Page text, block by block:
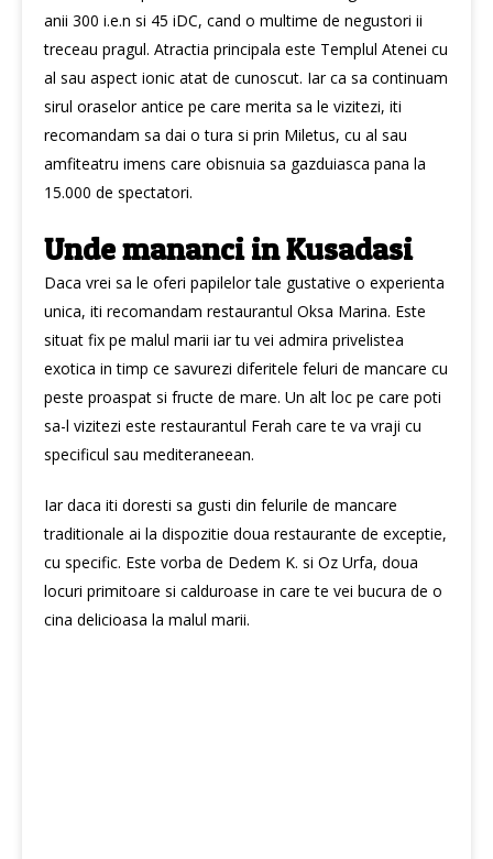
anii 300 i.e.n si 45 iDC, cand o multime de negustori ii
treceau pragul. Atractia principala este Templul Atenei cu
al sau aspect ionic atat de cunoscut. Iar ca sa continuam
sirul oraselor antice pe care merita sa le vizitezi, iti
recomandam sa dai o tura si prin Miletus, cu al sau
amfiteatru imens care obisnuia sa gazduiasca pana la
15.000 de spectatori.
Unde mananci in Kusadasi
Daca vrei sa le oferi papilelor tale gustative o experienta
unica, iti recomandam restaurantul Oksa Marina. Este
situat fix pe malul marii iar tu vei admira privelistea
exotica in timp ce savurezi diferitele feluri de mancare cu
peste proaspat si fructe de mare. Un alt loc pe care poti
sa-l vizitezi este restaurantul Ferah care te va vraji cu
specificul sau mediteraneean.
Iar daca iti doresti sa gusti din felurile de mancare
traditionale ai la dispozitie doua restaurante de exceptie,
cu specific. Este vorba de Dedem K. si Oz Urfa, doua
locuri primitoare si calduroase in care te vei bucura de o
cina delicioasa la malul marii.